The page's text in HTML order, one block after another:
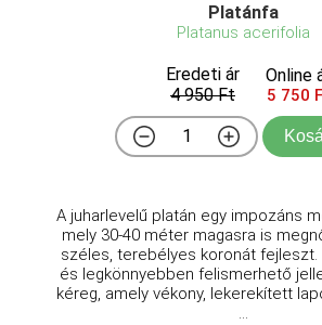
Platánfa
Platanus acerifolia
Eredeti ár
4 950 Ft
Online
5 750
A juharlevelű platán egy impozáns
mely 30-40 méter magasra is
széles, terebélyes koronát
és legkönnyebben felismerhető
kéreg, amely vékony, lekerekített
...